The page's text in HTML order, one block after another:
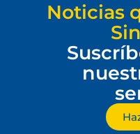
Noticias